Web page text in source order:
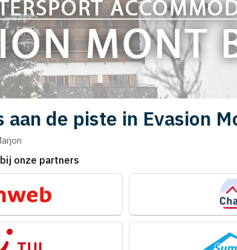
aan de piste in Evasion
onze partners